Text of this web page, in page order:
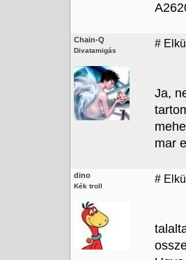
Chain-Q
Divatamigás
#
Ja,
mar
dino
Kék troll
#